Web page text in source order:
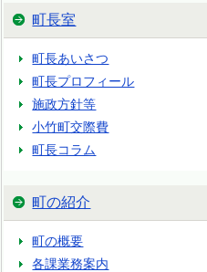
町長室
町長あいさつ
町長プロフィール
施政方針等
小竹町交際費
町長コラム
町の紹介
町の概要
各課業務案内